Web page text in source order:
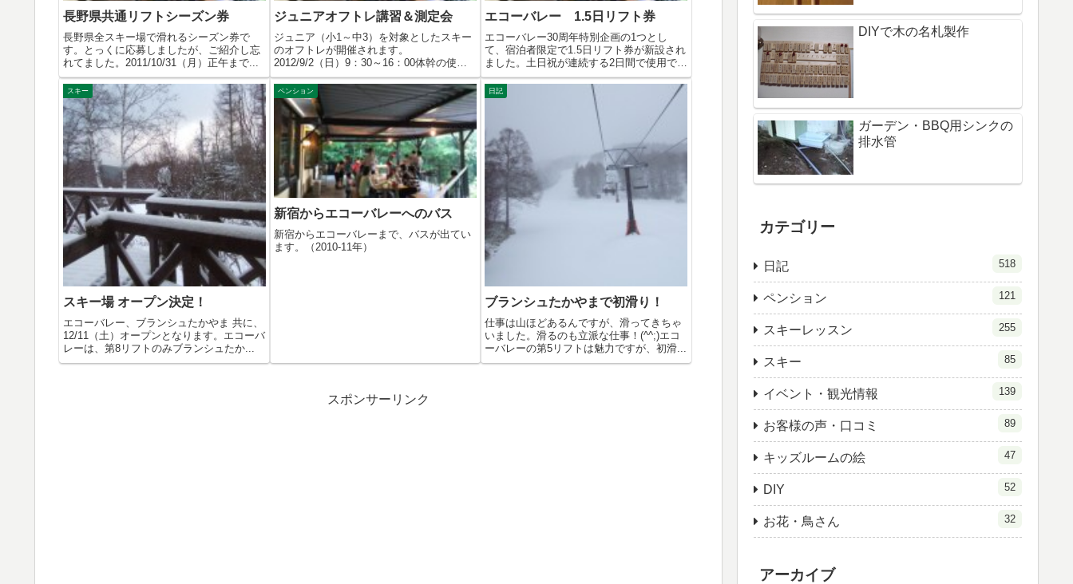
長野県共通リフトシーズン券
長野県全スキー場で滑れるシーズン券で
す。とっくに応募しましたが、ご紹介し忘
れてました。2011/10/31（月）正午まで...
ジュニアオフトレ講習＆測定会
ジュニア（小1～中3）を対象としたスキー
のオフトレが開催されます。
2012/9/2（日）9：30～16：00体幹の使い
方...
エコーバレー 1.5日リフト券
エコーバレー30周年特別企画の1つとし
て、宿泊者限定で1.5日リフト券が新設され
ました。土日祝が連続する2日間で使用で
き...
スキー
スキー場 オープン決定！
エコーバレー、ブランシュたかやま 共に、
12/11（土）オープンとなります。エコーバ
レーは、第8リフトのみブランシュたか...
ペンション
新宿からエコーバレーへのバス
新宿からエコーバレーまで、バスが出てい
ます。（2010-11年）
日記
ブランシュたかやまで初滑り！
仕事は山ほどあるんですが、滑ってきちゃ
いました。滑るのも立派な仕事！(^^;)エコ
ーバレーの第5リフトは魅力ですが、初滑...
スポンサーリンク
DIYで木の名札製作
ガーデン・BBQ用シンクの
排水管
カテゴリー
日記 518
ペンション 121
スキーレッスン 255
スキー 85
イベント・観光情報 139
お客様の声・口コミ 89
キッズルームの絵 47
DIY 52
お花・鳥さん 32
アーカイブ